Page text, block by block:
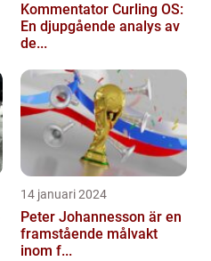
Kommentator Curling OS:
En djupgående analys av
de...
14 januari 2024
Peter Johannesson är en
framstående målvakt
inom f...